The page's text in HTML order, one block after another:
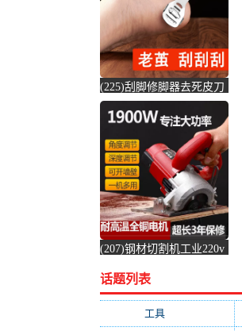
(225)刮脚修脚器去死皮刀
老茧磨脚神器脚皮工具脚
底脚后跟刨-钢筋切割工具
(齐开雅致专卖店仅售13.8
元)
(207)钢材切割机工业220v
切机固-水泥切割机
(simtone旗舰店仅售123.75
话题列表
工具(247)